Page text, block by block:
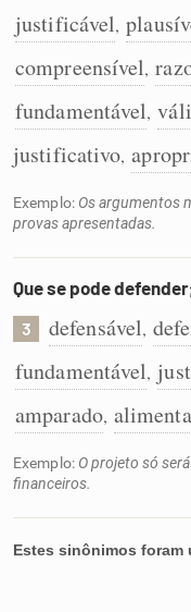
justificável,
compreensível,
fundamentável,
justificativo,
Exemplo: Os argumentos
provas apresentadas.
Que se pode
3 defensável,
fundamentável,
amparado,
Exemplo: O projeto só
financeiros.
Estes sinônimos foram